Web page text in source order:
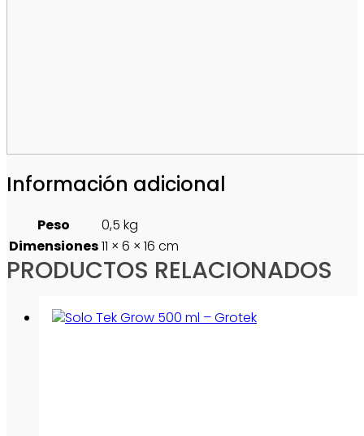
Información adicional
Peso
0,5 kg
Dimensiones11 × 6 × 16 cm
PRODUCTOS RELACIONADOS